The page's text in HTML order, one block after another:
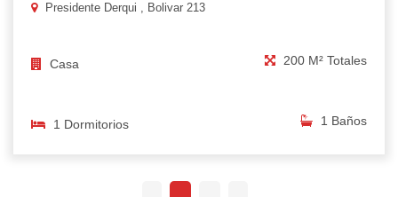
Presidente Derqui , Bolivar 213
Casa 200 M² Totales
1 Dormitorios 1 Baños